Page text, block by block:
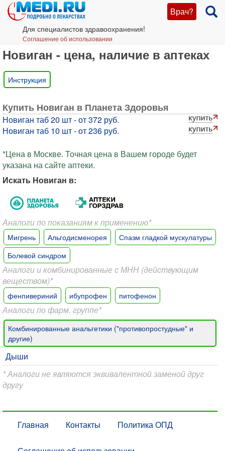
Врач?
Для специалистов здравоохранения!
Соглашение об использовании
Новиган - цена, наличие в аптеках
Инструкция
Купить Новиган в Планета Здоровья
Новиган таб 20 шт - от 372 руб.
Новиган таб 10 шт - от 236 руб.
*Цена в Москве. Точная цена в Вашем городе будет
указана на сайте аптеки.
Искать Новиган в:
Аналоги по показаниям к применению*
Мигрень Альгодисменорея
Спазм гладкой мускулатуры
Болевой синдром
Аналоги и комбинированные с МНН (действующим
веществом)*
фенпивериний ибупрофен питофенон
Аналоги по фарм. группе*
Комбинированные анальгетики ("противопростудные" и
другие)
Дыши
* Аналоги не являются эквивалентной заменой друг
другу
Главная Контакты Политика ОПД